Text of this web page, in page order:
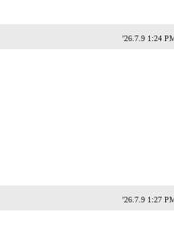
'26.7.9 1:24
'26.7.9 1:27